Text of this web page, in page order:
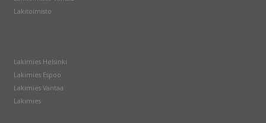
Lakitoimisto
Lakimies Helsinki
Lakimies Espoo
Lakimies Vantaa
Lakimies